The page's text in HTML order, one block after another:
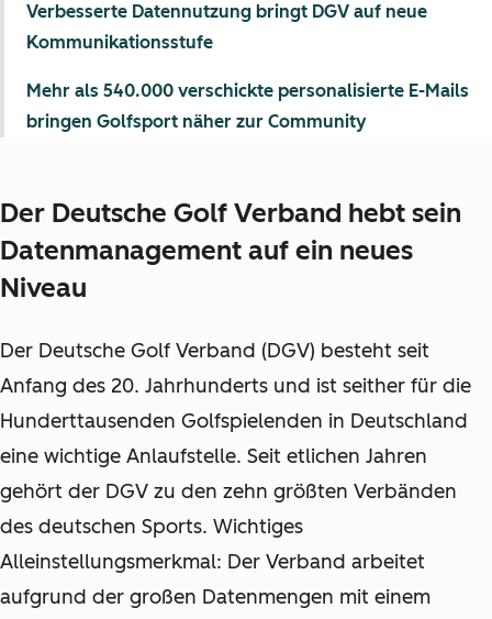
Der Deutsche Golf Verband hebt sein
Datenmanagement auf ein neues
Niveau
Der Deutsche Golf Verband (DGV) besteht seit
Anfang des 20. Jahrhunderts und ist seither für die
Hunderttausenden Golfspielenden in Deutschland
eine wichtige Anlaufstelle. Seit etlichen Jahren
gehört der DGV zu den zehn größten Verbänden
des deutschen Sports. Wichtiges
Alleinstellungsmerkmal: Der Verband arbeitet
aufgrund der großen Datenmengen mit einem
Verbesserte Datennutzung bringt DGV auf neue
Kommunikationsstufe
Mehr als 540.000 verschickte personalisierte E-Mails
bringen Golfsport näher zur Community